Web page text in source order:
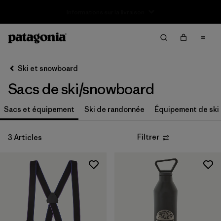
Filtrer par
Taille
S/M (1)
M (1)
L/XL (1)
Taille Unique (1)
Ski et snowboard
Sacs de ski/snowboard
Sacs et équipement Ski de randonnée Équipement de
3 Articles Filtrer